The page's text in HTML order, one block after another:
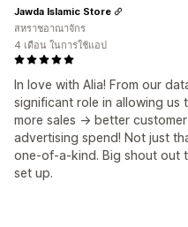
In love with Alia! From our
significant role in allowing us
more sales -> better
advertising spend! Not just
one-of-a-kind. Big shout out
set up.
Jawda Islamic Store
สหราชอาณาจักร
4 เดือน ในการใช้แอป